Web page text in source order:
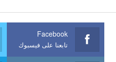
Facebook
تابعنا على فيسبوك